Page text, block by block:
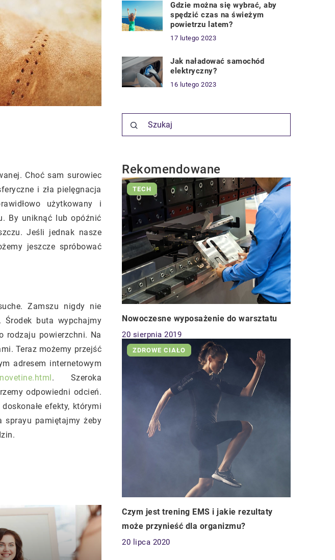
Choć sam surowiec
i zła pielęgnacja
użytkowany i
By uniknąć lub opóźnić
Jeśli jednak nasze
jeszcze spróbować
Zamszu nigdy nie
Środek buta wypchajmy
rodzaju powierzchni. Na
Teraz możemy przejść
adresem internetowym
. Szeroka
odpowiedni odcień.
efekty, którymi
sprayu pamiętajmy żeby
Gdzie można się wybrać, aby
spędzić czas na świeżym
powietrzu latem?
17 lutego 2023
Jak naładować samochód
elektryczny?
16 lutego 2023
Rekomendowane
TECH
Nowoczesne wyposażenie do warsztatu
20 sierpnia 2019
ZDROWE CIAŁO
Czym jest trening EMS i jakie rezultaty
może przynieść dla organizmu?
20 lipca 2020